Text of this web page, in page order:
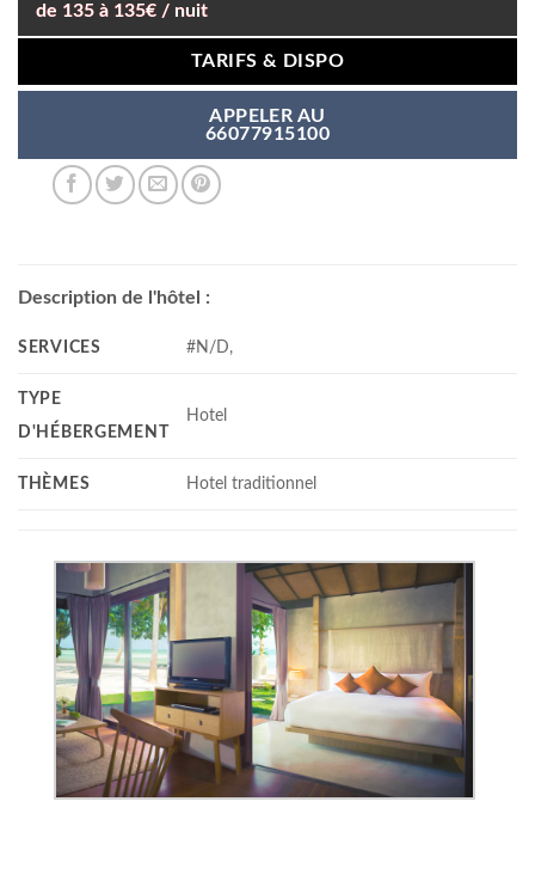
de 135 à 135€ / nuit
TARIFS & DISPO
APPELER AU
66077915100
Description de l'hôtel :
SERVICES #N/D,
TYPE
D'HÉBERGEMENT
Hotel
THÈMES Hotel traditionnel